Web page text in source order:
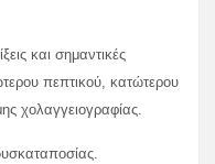
και σημαντικές
πεπτικού, κατώτερου
χολαγγειογραφίας.